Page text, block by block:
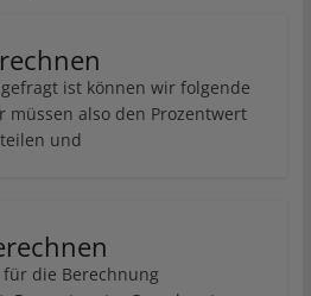
ist können wir folgende
müssen also den Prozentwert
und
die Berechnung